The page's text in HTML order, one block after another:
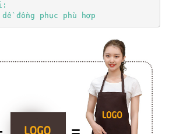
đồng phục phù hợp